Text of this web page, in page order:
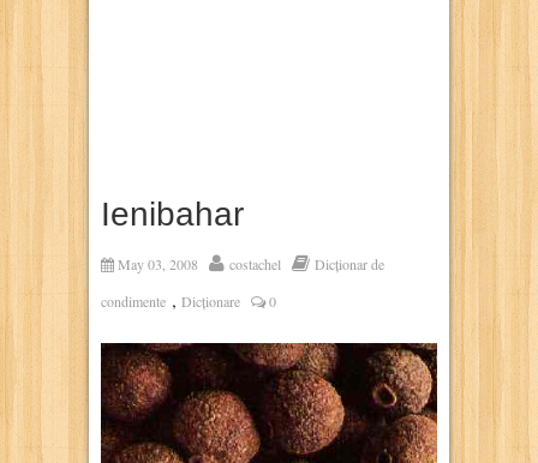
Ienibahar
May 03, 2008 costachel
Dicționar de
condimente , Dicționare 0